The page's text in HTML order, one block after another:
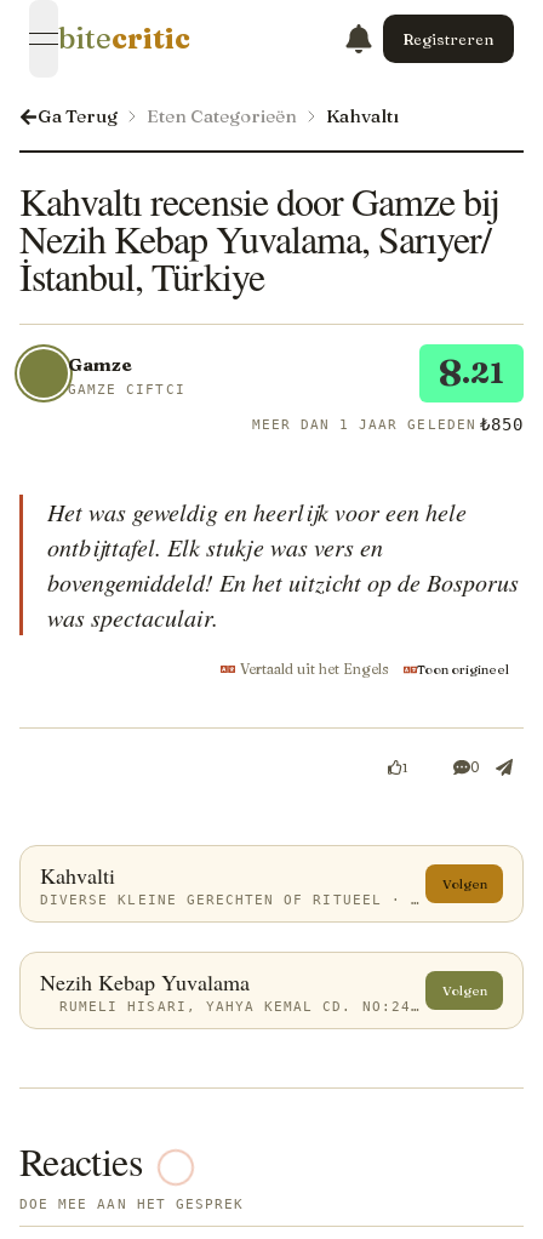
open navigation menu
bitecritic Registreren
Ga Terug Eten Categorieën Kahvaltı
Kahvaltı recensie door Gamze bij
Nezih Kebap Yuvalama, Sarıyer/
İstanbul, Türkiye
Gamze
GAMZE CIFTCI 8.21
MEER DAN 1 JAAR GELEDEN ₺850
Het was geweldig en heerlijk voor een hele
ontbijttafel. Elk stukje was vers en
bovengemiddeld! En het uitzicht op de Bosporus
was spectaculair.
Vertaald uit het Engels Toon origineel
1 0
Kahvalti
DIVERSE KLEINE GERECHTEN OF RITUEEL · 3 REVIEWS
Volgen
Nezih Kebap Yuvalama
RUMELI HISARI, YAHYA KEMAL CD. NO:24, 34470 SARIYER/İSTANBUL, TÜRKIYE
Volgen
Reacties
DOE MEE AAN HET GESPREK